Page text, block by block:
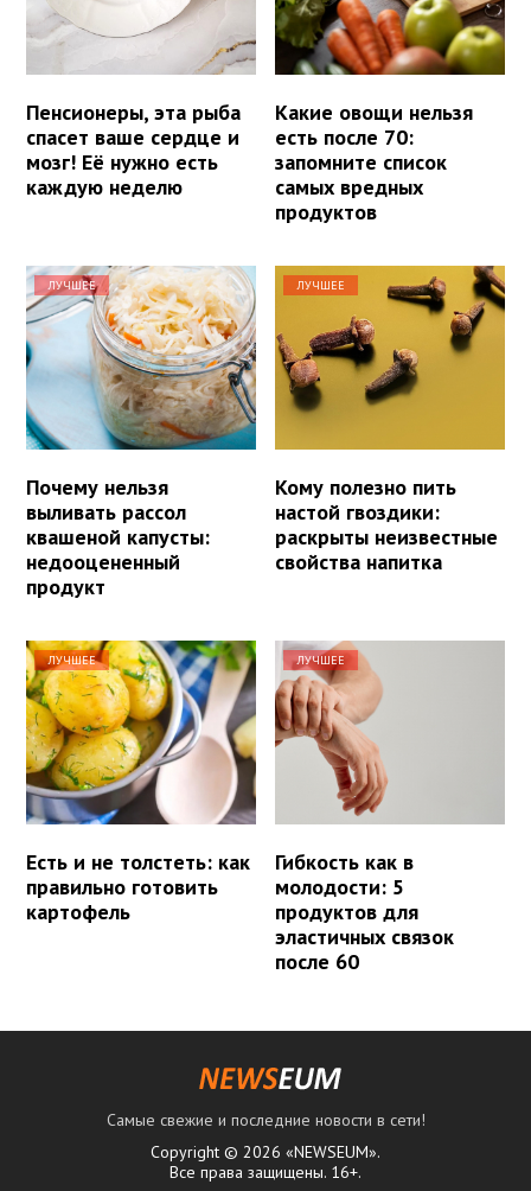
Пенсионеры, эта рыба
спасет ваше сердце и
мозг! Её нужно есть
каждую неделю
Какие овощи нельзя
есть после 70:
запомните список
самых вредных
продуктов
ЛУЧШЕЕ
Почему нельзя
выливать рассол
квашеной капусты:
недооцененный
продукт
ЛУЧШЕЕ
Кому полезно пить
настой гвоздики:
раскрыты неизвестные
свойства напитка
ЛУЧШЕЕ
Есть и не толстеть: как
правильно готовить
картофель
ЛУЧШЕЕ
Гибкость как в
молодости: 5
продуктов для
эластичных связок
после 60
Самые свежие и последние новости в сети!
Copyright © 2026 «NEWSEUM».
Все права защищены. 16+.